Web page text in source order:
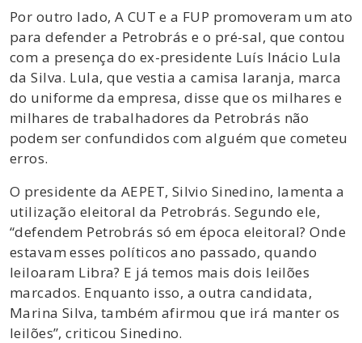
Por outro lado, A CUT e a FUP promoveram um ato
para defender a Petrobrás e o pré-sal, que contou
com a presença do ex-presidente Luís Inácio Lula
da Silva. Lula, que vestia a camisa laranja, marca
do uniforme da empresa, disse que os milhares e
milhares de trabalhadores da Petrobrás não
podem ser confundidos com alguém que cometeu
erros.
O presidente da AEPET, Silvio Sinedino, lamenta a
utilização eleitoral da Petrobrás. Segundo ele,
“defendem Petrobrás só em época eleitoral? Onde
estavam esses políticos ano passado, quando
leiloaram Libra? E já temos mais dois leilões
marcados. Enquanto isso, a outra candidata,
Marina Silva, também afirmou que irá manter os
leilões”, criticou Sinedino.